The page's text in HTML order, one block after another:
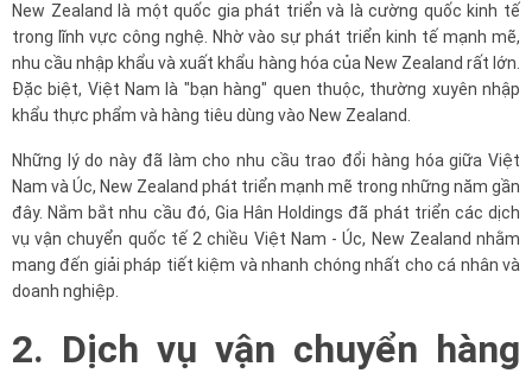
New Zealand là một quốc gia phát triển và là cường quốc kinh tế
trong lĩnh vực công nghệ. Nhờ vào sự phát triển kinh tế mạnh mẽ,
nhu cầu nhập khẩu và xuất khẩu hàng hóa của New Zealand rất lớn.
Đặc biệt, Việt Nam là "bạn hàng" quen thuộc, thường xuyên nhập
khẩu thực phẩm và hàng tiêu dùng vào New Zealand.
Những lý do này đã làm cho nhu cầu trao đổi hàng hóa giữa Việt
Nam và Úc, New Zealand phát triển mạnh mẽ trong những năm gần
đây. Nắm bắt nhu cầu đó, Gia Hân Holdings đã phát triển các dịch
vụ vận chuyển quốc tế 2 chiều Việt Nam - Úc, New Zealand nhằm
mang đến giải pháp tiết kiệm và nhanh chóng nhất cho cá nhân và
doanh nghiệp.
2. Dịch vụ vận chuyển hàng